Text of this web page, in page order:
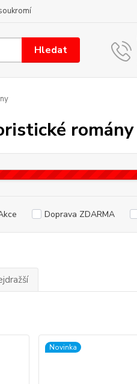
Hledat
romány
Doprava ZDARMA
Novinka